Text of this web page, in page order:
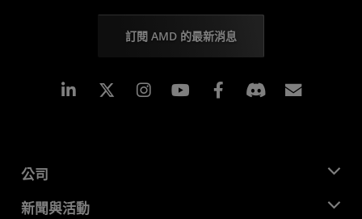
訂閱 AMD 的最新消息
Linkedin Instagram Facebook
公司
關於 AMD
新聞與活動